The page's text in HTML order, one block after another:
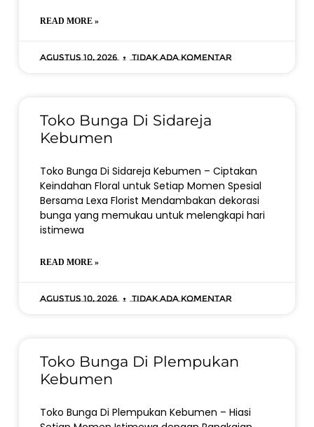
READ MORE »
Agustus 10, 2026 Tidak ada komentar
Toko Bunga Di Sidareja
Kebumen
Toko Bunga Di Sidareja Kebumen – Ciptakan
Keindahan Floral untuk Setiap Momen Spesial
Bersama Lexa Florist Mendambakan dekorasi
bunga yang memukau untuk melengkapi hari
istimewa
READ MORE »
Agustus 10, 2026 Tidak ada komentar
Toko Bunga Di Plempukan
Kebumen
Toko Bunga Di Plempukan Kebumen – Hiasi